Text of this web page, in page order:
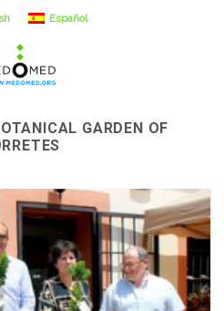
Español
GARDEN OF